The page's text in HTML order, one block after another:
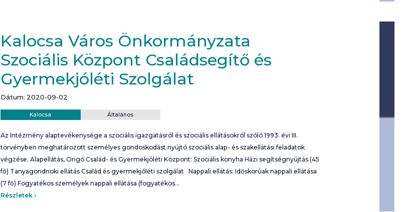
Kalocsa Város Önkormányzata
Szociális Központ Családsegítő és
Gyermekjóléti Szolgálat
Dátum: 2020-09-02
Kalocsa Általános
Az Intézmény alaptevékenysége a szociális igazgatásról és szociális ellátásokról szóló 1993. évi III.
törvényben meghatározott személyes gondoskodást nyújtó szociális alap- és szakellátási feladatok
végzése. Alapellátás, Origó Család- és Gyermekjóléti Központ: Szociális konyha Házi segítségnyújtás (45
fő) Tanyagondnoki ellátás Család és gyermekjóléti szolgálat Nappali ellátás: Időskorúak nappali ellátása
(7 fő) Fogyatékos személyek nappali ellátása (fogyatékos…
Részletek